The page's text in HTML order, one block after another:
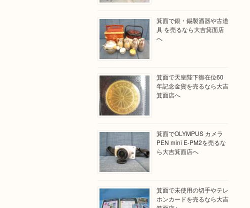
箕面で銀・錫製酒器や古道
具 を売るなら大吉箕面店
へ
箕面で天皇陛下御在位60
年記念金貨を売るなら大吉
箕面店へ
箕面でOLYMPUS カメラ
PEN mini E-PM2を売るな
ら大吉箕面店へ
箕面で未使用の切手やテレ
ホンカードを売るなら大吉